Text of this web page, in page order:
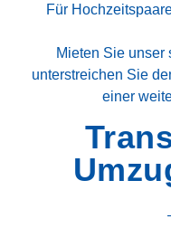
Für
Mieten Sie unser
unterstreichen Sie
einer